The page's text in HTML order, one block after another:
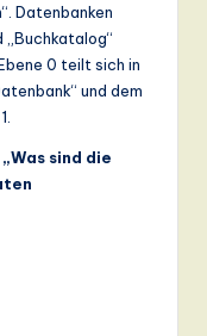
Datenbanken
0 teilt sich in
und dem
„Was sind die